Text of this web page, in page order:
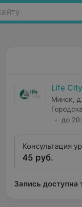
Life City
Минск,
до
Консультация
45 руб.
Запись доступна